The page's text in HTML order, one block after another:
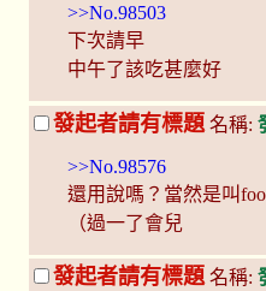
>>No.98503
下次請早
中午了該吃甚麼好
發起者請有標題 名稱:
>>No.98576
還用說嗎？當然是叫
（過一了會兒
發起者請有標題 名稱: